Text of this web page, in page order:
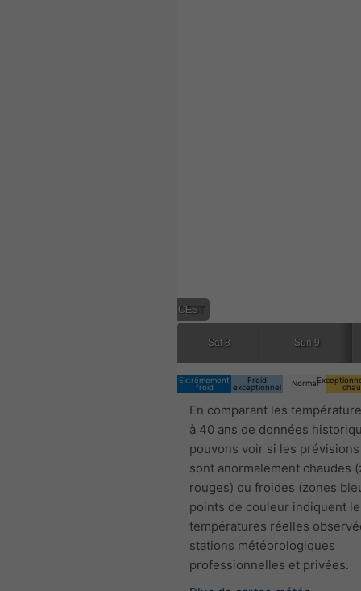
Sat 8 Sun 9
Extrêmement
froid
Froid
exceptionnel
Normal
En comparant les
à 40 ans de données
pouvons voir si les
sont anormalement chaudes
rouges) ou froides (zones
points de couleur indiquent
températures réelles
stations météorologiques
professionnelles et privées.